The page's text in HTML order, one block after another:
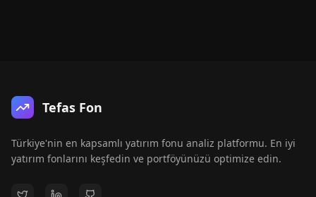
Tefas Fon
Türkiye'nin en kapsamlı yatırım fonu analiz platformu. En iyi
yatırım fonlarını keşfedin ve portföyünüzü optimize edin.